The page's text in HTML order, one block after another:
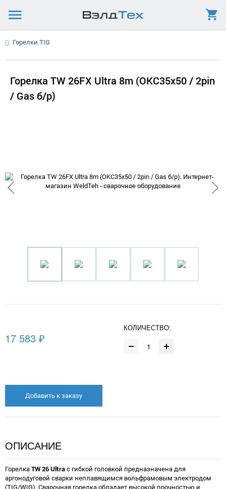
Горелки TIG
Горелка TW 26FX Ultra 8m (OKC35x50 / 2pin
/ Gas б/р)
17 583 ₽
КОЛИЧЕСТВО:
Добавить к заказу
ОПИСАНИЕ
Горелка TW 26 Ultra с гибкой головкой предназначена для
аргонодуговой сварки неплавящимся вольфрамовым электродом
(TIG/WIG). Сварочная горелка обладает высокой прочностью и